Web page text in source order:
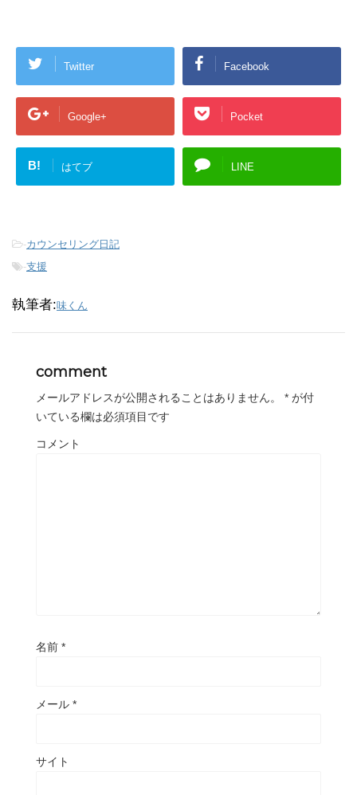
Twitter Facebook
Google+ Pocket
B! はてブ LINE
-カウンセリング日記
-支援
執筆者:味くん
comment
メールアドレスが公開されることはありません。 * が付
いている欄は必須項目です
コメント
名前 *
メール *
サイト